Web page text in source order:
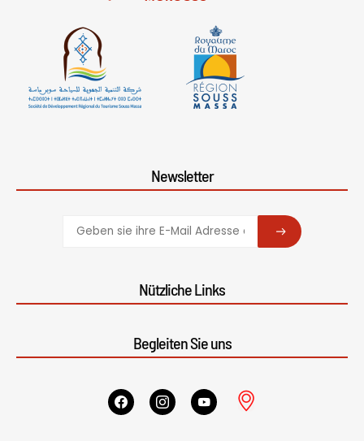
Newsletter
SUBSCRIBE
Nützliche Links
Begleiten Sie uns